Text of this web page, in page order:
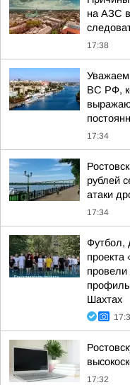
на АЗС
17:38
ВС РФ,
17:34
рублей
атаки
17:34
Футбол,
проекта
провели
Шахтах
17:32